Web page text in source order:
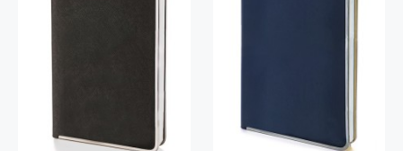
С золотым пером
Запчасти